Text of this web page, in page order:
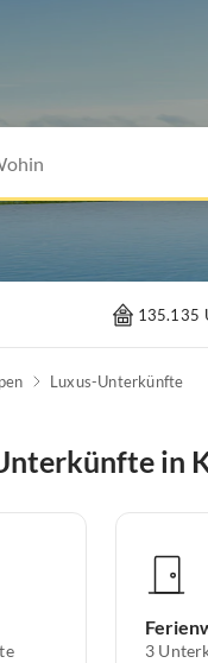
135.135
Luxus-Unterkünfte
in
3